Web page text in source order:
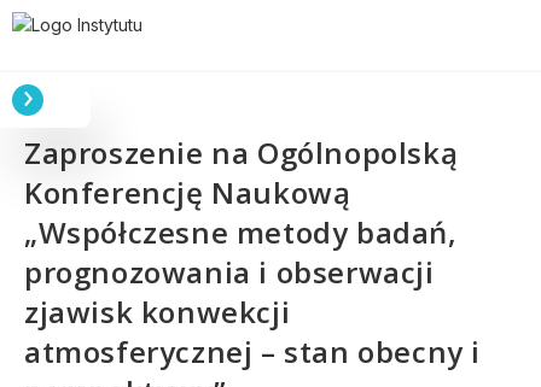
Zaproszenie na Ogólnopolską
Konferencję Naukową
„Współczesne metody badań,
prognozowania i obserwacji
zjawisk konwekcji
atmosferycznej – stan obecny i